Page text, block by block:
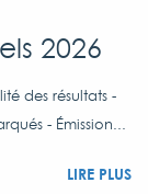
2026
des résultats -
- Émission...
LIRE PLUS